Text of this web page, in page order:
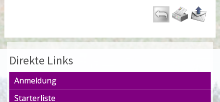
Direkte Links
Anmeldung
Starterliste